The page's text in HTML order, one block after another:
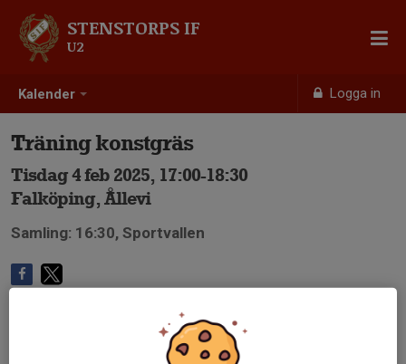
Kalender Logga in
STENSTORPS IF
U2
Träning konstgräs
Tisdag 4 feb 2025, 17:00-18:30
Falköping, Ållevi
Samling: 16:30, Sportvallen